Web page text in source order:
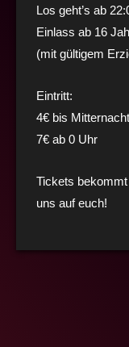
Los geht’s ab
Einlass ab 16
(mit gültigem
Eintritt:
4€ bis Mitternacht
7€ ab 0 Uhr
Tickets
uns auf euch!